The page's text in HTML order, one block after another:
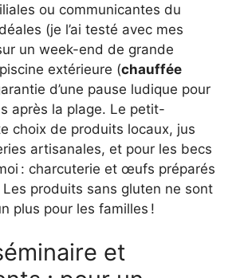
ou communicantes du
(je l’ai testé avec mes
un week-end de grande
extérieure (chauffée
d’une pause ludique pour
après la plage. Le petit-
choix de produits locaux, jus
artisanales, et pour les becs
: charcuterie et œufs préparés
produits sans gluten ne sont
plus pour les familles !
et